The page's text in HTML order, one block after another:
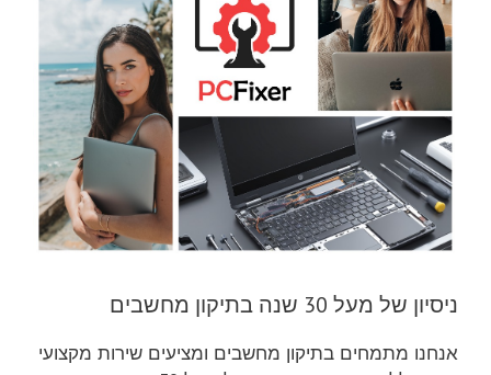
ניסיון של מעל 30 שנה בתיקון מחשבים
אנחנו מתמחים בתיקון מחשבים ומציעים שירות מקצועי